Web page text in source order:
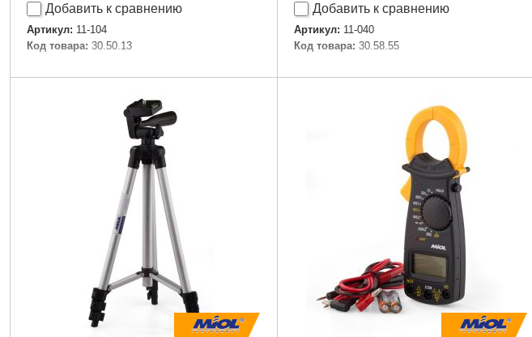
Добавить к сравнению
Артикул: 11-104
Код товара: 30.50.13
Подробнее...
Добавить к сравнению
Артикул: 11-040
Код товара: 30.58.55
Подробнее...